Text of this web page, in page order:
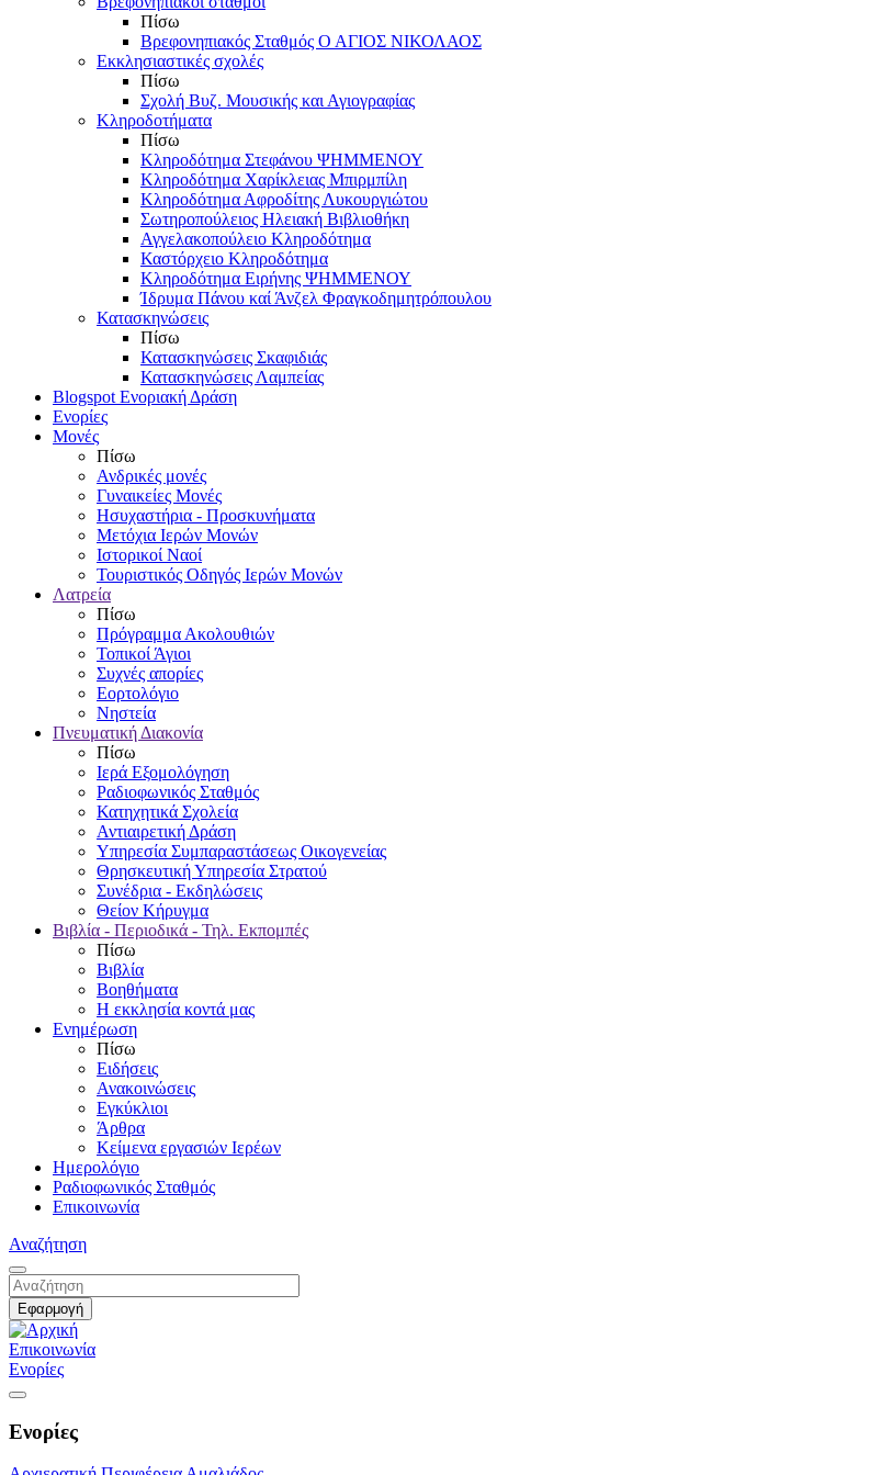
Πίσω
Βρεφονηπιακός Σταθμός Ο ΑΓΙΟΣ ΝΙΚΟΛΑΟΣ
Εκκλησιαστικές σχολές
Πίσω
Σχολή Βυζ. Μουσικής και Αγιογραφίας
Κληροδοτήματα
Πίσω
Κληροδότημα Στεφάνου ΨΗΜΜΕΝΟΥ
Κληροδότημα Χαρίκλειας Μπιρμπίλη
Κληροδότημα Αφροδίτης Λυκουργιώτου
Σωτηροπούλειος Ηλειακή Βιβλιοθήκη
Αγγελακοπούλειο Κληροδότημα
Καστόρχειο Κληροδότημα
Κληροδότημα Ειρήνης ΨΗΜΜΕΝΟΥ
Ίδρυμα Πάνου καί Άνζελ Φραγκοδημητρόπουλου
Κατασκηνώσεις
Πίσω
Κατασκηνώσεις Σκαφιδιάς
Κατασκηνώσεις Λαμπείας
Blogspot Ενοριακή Δράση
Ενορίες
Μονές
Πίσω
Ανδρικές μονές
Γυναικείες Μονές
Ησυχαστήρια - Προσκυνήματα
Μετόχια Ιερών Μονών
Ιστορικοί Ναοί
Τουριστικός Οδηγός Ιερών Μονών
Λατρεία
Πίσω
Πρόγραμμα Ακολουθιών
Τοπικοί Άγιοι
Συχνές απορίες
Εορτολόγιο
Νηστεία
Πνευματική Διακονία
Πίσω
Ιερά Εξομολόγηση
Ραδιοφωνικός Σταθμός
Κατηχητικά Σχολεία
Αντιαιρετική Δράση
Υπηρεσία Συμπαραστάσεως Οικογενείας
Θρησκευτική Υπηρεσία Στρατού
Συνέδρια - Εκδηλώσεις
Θείον Κήρυγμα
Βιβλία - Περιοδικά - Τηλ. Εκπομπές
Πίσω
Βιβλία
Βοηθήματα
Η εκκλησία κοντά μας
Ενημέρωση
Πίσω
Ειδήσεις
Ανακοινώσεις
Εγκύκλιοι
Άρθρα
Κείμενα εργασιών Ιερέων
Ημερολόγιο
Ραδιοφωνικός Σταθμός
Επικοινωνία
Αναζήτηση
Επικοινωνία
Ενορίες
Ενορίες